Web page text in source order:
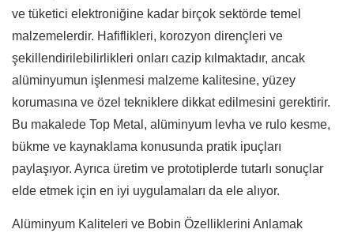
ve tüketici elektroniğine kadar birçok sektörde temel
malzemelerdir. Hafiflikleri, korozyon dirençleri ve
şekillendirilebilirlikleri onları cazip kılmaktadır, ancak
alüminyumun işlenmesi malzeme kalitesine, yüzey
korumasına ve özel tekniklere dikkat edilmesini gerektirir.
Bu makalede Top Metal, alüminyum levha ve rulo kesme,
bükme ve kaynaklama konusunda pratik ipuçları
paylaşıyor. Ayrıca üretim ve prototiplerde tutarlı sonuçlar
elde etmek için en iyi uygulamaları da ele alıyor.
Alüminyum Kaliteleri ve Bobin Özelliklerini Anlamak